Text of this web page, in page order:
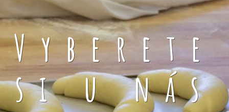
Vyberete
si u nás